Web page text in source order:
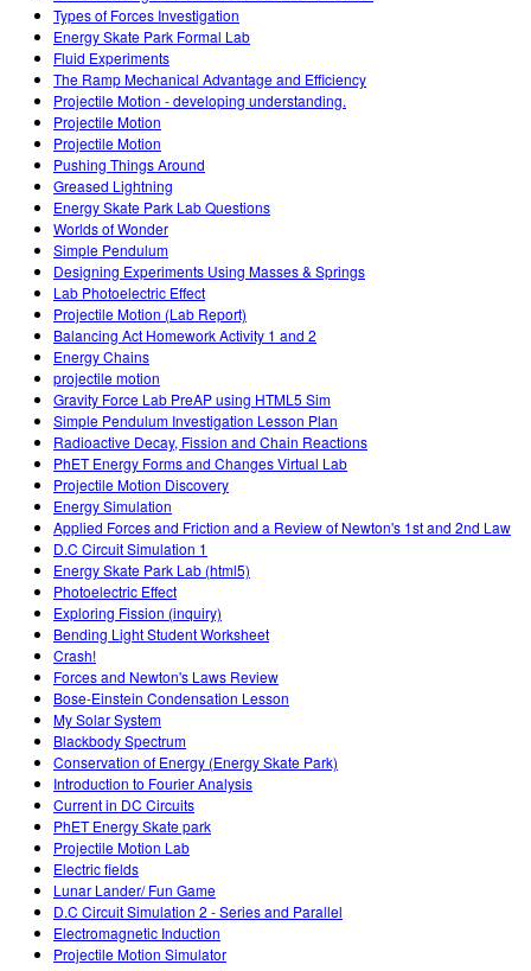
Types of Forces Investigation
Energy Skate Park Formal Lab
Fluid Experiments
The Ramp Mechanical Advantage and Efficiency
Projectile Motion - developing understanding.
Projectile Motion
Projectile Motion
Pushing Things Around
Greased Lightning
Energy Skate Park Lab Questions
Worlds of Wonder
Simple Pendulum
Designing Experiments Using Masses & Springs
Lab Photoelectric Effect
Projectile Motion (Lab Report)
Balancing Act Homework Activity 1 and 2
Energy Chains
projectile motion
Gravity Force Lab PreAP using HTML5 Sim
Simple Pendulum Investigation Lesson Plan
Radioactive Decay, Fission and Chain Reactions
PhET Energy Forms and Changes Virtual Lab
Projectile Motion Discovery
Energy Simulation
Applied Forces and Friction and a Review of Newton's 1st and 2nd Law
D.C Circuit Simulation 1
Energy Skate Park Lab (html5)
Photoelectric Effect
Exploring Fission (inquiry)
Bending Light Student Worksheet
Crash!
Forces and Newton's Laws Review
Bose-Einstein Condensation Lesson
My Solar System
Blackbody Spectrum
Conservation of Energy (Energy Skate Park)
Introduction to Fourier Analysis
Current in DC Circuits
PhET Energy Skate park
Projectile Motion Lab
Electric fields
Lunar Lander/ Fun Game
D.C Circuit Simulation 2 - Series and Parallel
Electromagnetic Induction
Projectile Motion Simulator